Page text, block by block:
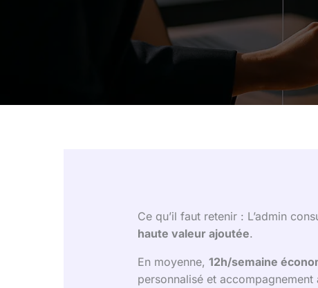
Ce qu’il faut retenir : L’admin
haute valeur ajoutée.
En moyenne, 12h/semaine
personnalisé et